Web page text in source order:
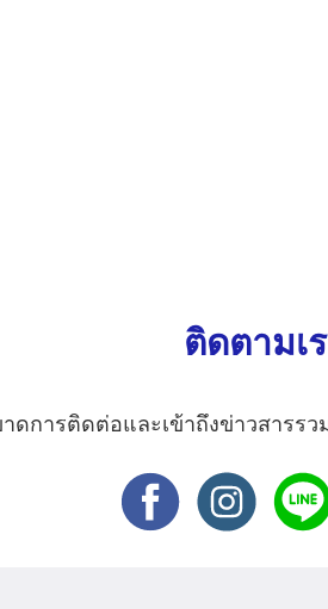
ติดตามเ
ดการติดต่อและเข้าถึงข่าวสารร